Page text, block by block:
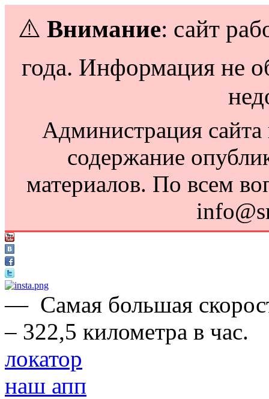
⚠️ Внимание: сайт
года. Информация не
Администрация сайта
содержание
материалов. По всем
— Самая большая
– 322,5 километра в час.
локатор
наш апп